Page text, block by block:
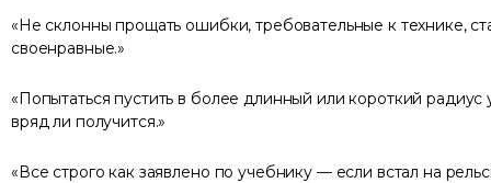
Не склонны прощать ошибки, требовательные к технике,
своенравные.
Попытаться пустить в более длинный или короткий радиус
вряд ли получится.
Все строго как заявлено по учебнику — если встал на